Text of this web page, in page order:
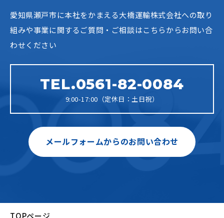
愛知県瀬戸市に本社をかまえる大橋運輸株式会社への取り
組みや事業に関するご質問・ご相談はこちらからお問い合
わせください
TEL.0561-82-0084
9:00-17:00（定休日：土日祝）
メールフォームからのお問い合わせ
TOPページ